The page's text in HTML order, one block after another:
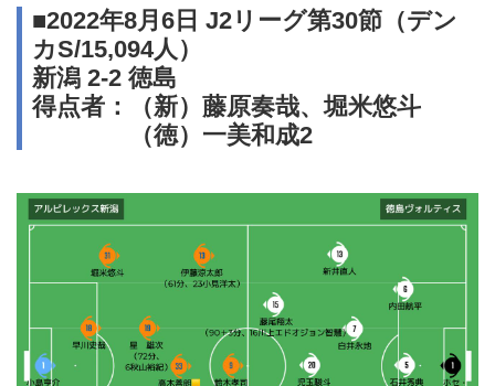
■2022年8月6日 J2リーグ第30節（デン
カS/15,094人）
新潟 2-2 徳島
得点者：（新）藤原奏哉、堀米悠斗
（徳）一美和成2